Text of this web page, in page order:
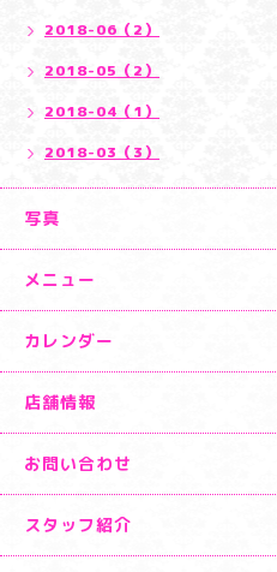
2018-06（2）
2018-05（2）
2018-04（1）
2018-03（3）
写真
メニュー
カレンダー
店舗情報
お問い合わせ
スタッフ紹介